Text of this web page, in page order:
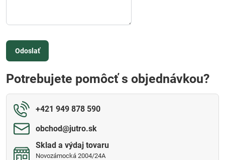
Odoslať
Potrebujete pomôcť s objednávkou?
+421 949 878 590
obchod​@jutro​.sk
Sklad a výdaj tovaru
Novozámocká 2004/24A